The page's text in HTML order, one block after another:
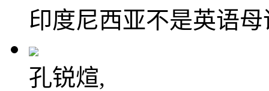
印度尼西亚不是英语
孔锐煊,